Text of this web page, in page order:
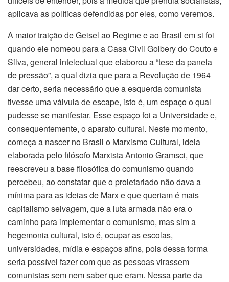
aplicava as políticas defendidas por eles, como veremos.
A maior traição de Geisel ao Regime e ao Brasil em si foi
quando ele nomeou para a Casa Civil Golbery do Couto e
Silva, general intelectual que elaborou a “tese da panela
de pressão”, a qual dizia que para a Revolução de 1964
dar certo, seria necessário que a esquerda comunista
tivesse uma válvula de escape, isto é, um espaço o qual
pudesse se manifestar. Esse espaço foi a Universidade e,
consequentemente, o aparato cultural. Neste momento,
começa a nascer no Brasil o Marxismo Cultural, ideia
elaborada pelo filósofo Marxista Antonio Gramsci, que
reescreveu a base filosófica do comunismo quando
percebeu, ao constatar que o proletariado não dava a
mínima para as ideias de Marx e que queriam é mais
capitalismo selvagem, que a luta armada não era o
caminho para implementar o comunismo, mas sim a
hegemonia cultural, isto é, ocupar as escolas,
universidades, mídia e espaços afins, pois dessa forma
seria possível fazer com que as pessoas virassem
comunistas sem nem saber que eram. Nessa parte da